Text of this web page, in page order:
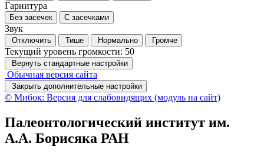
Гарнитура
Без засечек С засечками
Звук
Отключить Тише Нормально Громче
Текущий уровень громкости: 50
Вернуть стандартные настройки
Обычная версия сайта
Закрыть дополнительные настройки
© Мибок: Версия для слабовидящих (модуль на сайт)
Палеонтологический институт им.
А.А. Борисяка РАН